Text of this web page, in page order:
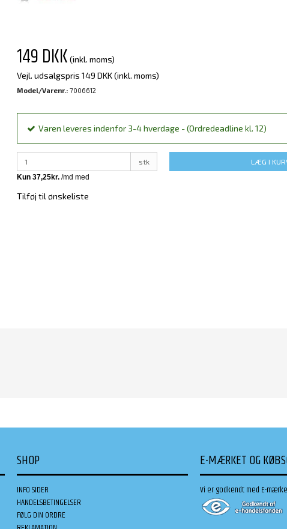
149 DKK (inkl. moms)
Vejl. udsalgspris 149 DKK(inkl. moms)
Model/Varenr.: 7006612
Varen leveres indenfor 3-4 hverdage - (Ordredeadline kl. 12)
stk LÆG I
Tilføj til ønskeliste
SHOP
INFO SIDER
HANDELSBETINGELSER
FØLG DIN ORDRE
E-MÆRKET OG
Vi er godkendt med E-